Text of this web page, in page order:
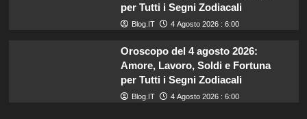
per Tutti i Segni Zodiacali
Blog.IT 4 Agosto 2026 : 6:00
Oroscopo del 4 agosto 2026:
Amore, Lavoro, Soldi e Fortuna
per Tutti i Segni Zodiacali
Blog.IT 4 Agosto 2026 : 6:00